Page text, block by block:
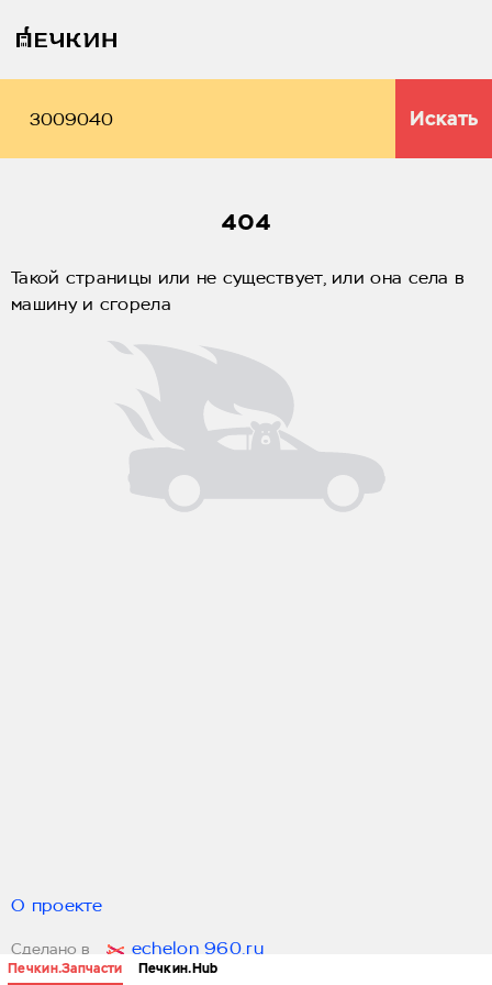
Печкин.Запчасти Печкин.Hub
Искать
404
Такой страницы или не существует, или она села в
машину и сгорела
О проекте
Сделано в echelon 960.ru